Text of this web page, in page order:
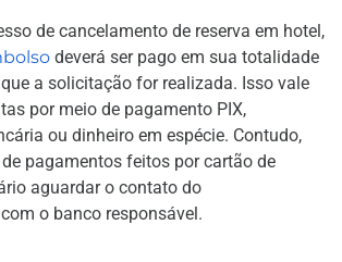
de cancelamento de reserva em hotel,
deverá ser pago em sua totalidade
a solicitação for realizada. Isso vale
por meio de pagamento PIX,
ou dinheiro em espécie. Contudo,
pagamentos feitos por cartão de
aguardar o contato do
o banco responsável.